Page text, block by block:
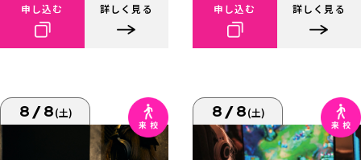
申し込む 詳しく見る 申し込む 詳しく見る
8/8(土) 8/8(土)